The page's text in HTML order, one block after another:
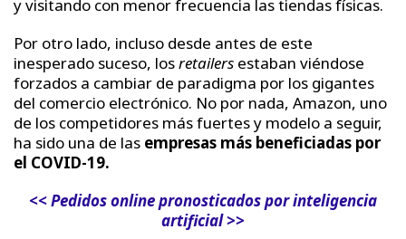
y visitando con menor frecuencia las tiendas físicas.
Por otro lado, incluso desde antes de este
inesperado suceso, losretailers estaban viéndose
forzados a cambiar de paradigma por los gigantes
del comercio electrónico. No por nada, Amazon, uno
de los competidores más fuertes y modelo a seguir,
ha sido una de las empresas más beneficiadas por
el COVID-19.
<< Pedidos online pronosticados por inteligencia
artificial >>